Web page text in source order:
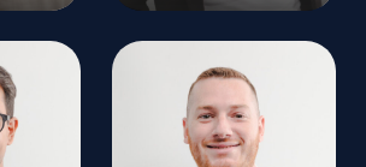
Ejecutivo
Riesgos